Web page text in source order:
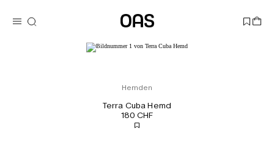
Hemden
Terra Cuba Hemd
180 CHF